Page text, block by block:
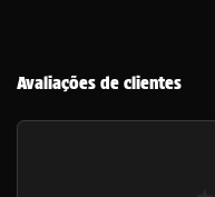
Avaliações de clientes